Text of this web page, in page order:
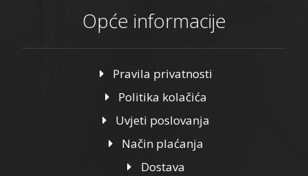
Opće informacije
Pravila privatnosti
Politika kolačića
Uvjeti poslovanja
Način plaćanja
Dostava